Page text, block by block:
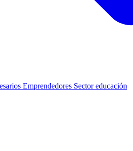
Emprendedores Sector educación